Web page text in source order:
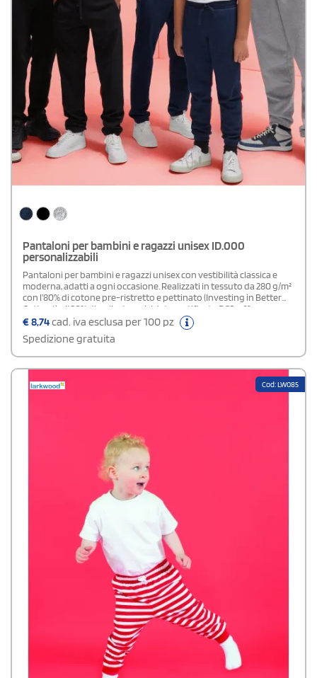
Pantaloni per bambini e ragazzi unisex ID.000
personalizzabili
Pantaloni per bambini e ragazzi unisex con vestibilità classica e
moderna, adatti a ogni occasione. Realizzati in tessuto da 280 g/m²
con l’80% di cotone pre-ristretto e pettinato (Investing in Better
Cotton*) e il 20% di poliestere riciclato certificato RCS, offrono una
mano morbida e un’ottima resa di stampa. Dotati di vita
elasticizzata con coulisse conforme alle normative, tasche laterali e
fondo gamba elasticizzato per garantire comfort e
praticità.Disponibile Modello Adulto
€8,74cad. iva esclusa per 100 pz
Spedizione gratuita
Cod: LW085